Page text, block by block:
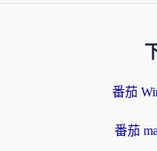
番茄
番茄